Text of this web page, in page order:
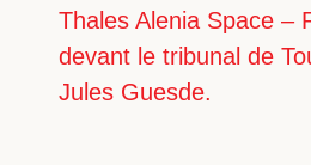
Thales Alenia Space –
devant le tribunal de
Jules Guesde.